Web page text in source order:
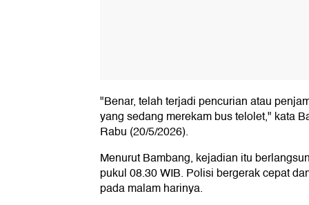
"Benar, telah terjadi pencurian atau
yang sedang merekam bus telolet," kata
Rabu (20/5/2026).
Menurut Bambang, kejadian itu
pukul 08.30 WIB. Polisi bergerak cepat
pada malam harinya.